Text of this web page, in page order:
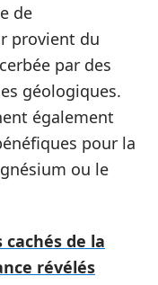
de
provient du
par des
géologiques.
également
pour la
ou le
cachés de la
révélés